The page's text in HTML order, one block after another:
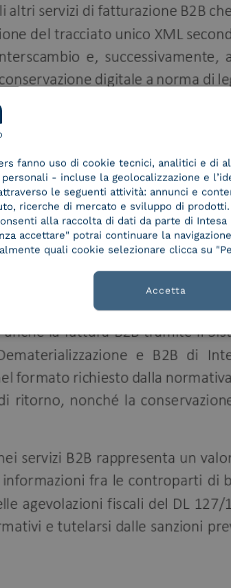
fanno uso di cookie tecnici, analitici e di
- incluse la geolocalizzazione e
le seguenti attività: annunci e
ricerche di mercato e sviluppo di prodotti.
alla raccolta di dati da parte di
accettare" potrai continuare la
quali cookie selezionare clicca su
Accetta